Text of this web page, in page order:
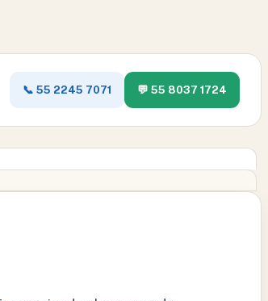
📞 55 2245 7071 💬 55 8037 1724